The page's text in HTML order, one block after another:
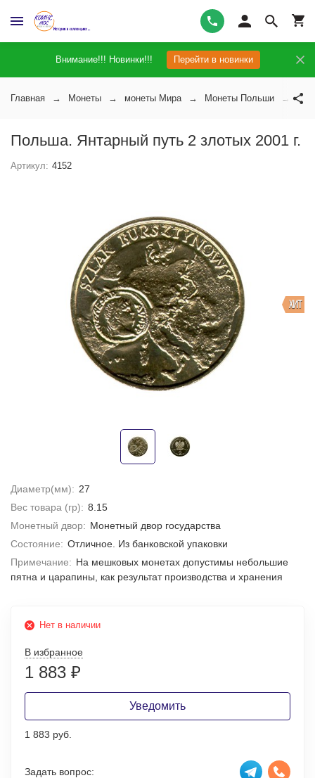
Внимание!!! Новинки!!! Перейти в новинки
Главная Монеты монеты Мира Монеты Польши
Польша. Янтарный путь 2 злотых 2001 г.
Артикул: 4152
ХИТ
Диаметр(мм): 27
Вес товара (гр): 8.15
Монетный двор: Монетный двор государства
Состояние: Отличное. Из банковской упаковки
Примечание: На мешковых монетах допустимы небольшие
пятна и царапины, как результат производства и хранения
Нет в наличии
В избранное
1 883 ₽
Уведомить
1 883 руб.
Задать вопрос: